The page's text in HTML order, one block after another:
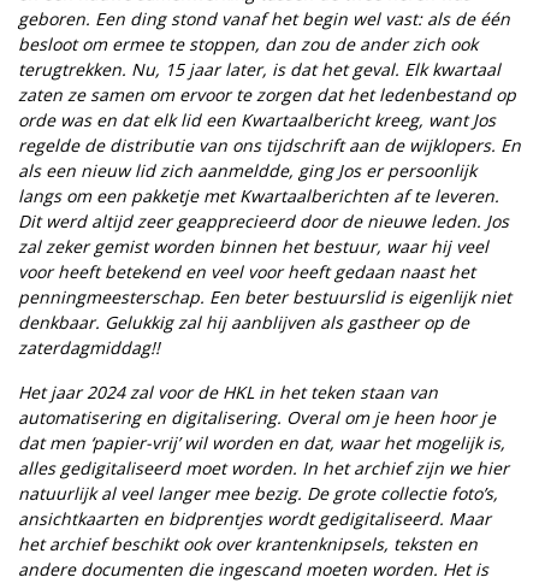
geboren. Een ding stond vanaf het begin wel vast: als de één
besloot om ermee te stoppen, dan zou de ander zich ook
terugtrekken. Nu, 15 jaar later, is dat het geval. Elk kwartaal
zaten ze samen om ervoor te zorgen dat het ledenbestand op
orde was en dat elk lid een Kwartaalbericht kreeg, want Jos
regelde de distributie van ons tijdschrift aan de wijklopers. En
als een nieuw lid zich aanmeldde, ging Jos er persoonlijk
langs om een pakketje met Kwartaalberichten af te leveren.
Dit werd altijd zeer geapprecieerd door de nieuwe leden. Jos
zal zeker gemist worden binnen het bestuur, waar hij veel
voor heeft betekend en veel voor heeft gedaan naast het
penningmeesterschap. Een beter bestuurslid is eigenlijk niet
denkbaar. Gelukkig zal hij aanblijven als gastheer op de
zaterdagmiddag!!
Het jaar 2024 zal voor de HKL in het teken staan van
automatisering en digitalisering. Overal om je heen hoor je
dat men ‘papier-vrij’ wil worden en dat, waar het mogelijk is,
alles gedigitaliseerd moet worden. In het archief zijn we hier
natuurlijk al veel langer mee bezig. De grote collectie foto’s,
ansichtkaarten en bidprentjes wordt gedigitaliseerd. Maar
het archief beschikt ook over krantenknipsels, teksten en
andere documenten die ingescand moeten worden. Het is